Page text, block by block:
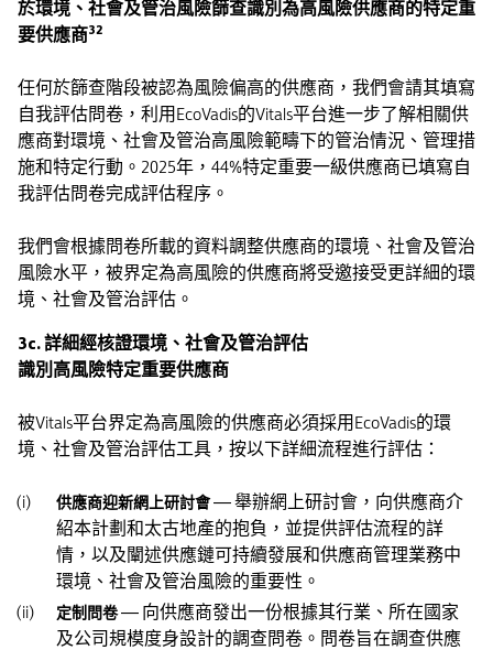
於環境、社會及管治風險篩查識別為高風險供應商的特定重
要供應商32
任何於篩查階段被認為風險偏高的供應商，我們會請其填寫
自我評估問卷，利用EcoVadis的Vitals平台進一步了解相關供
應商對環境、社會及管治高風險範疇下的管治情況、管理措
施和特定行動。2025年，44%特定重要一級供應商已填寫自
我評估問卷完成評估程序。
我們會根據問卷所載的資料調整供應商的環境、社會及管治
風險水平，被界定為高風險的供應商將受邀接受更詳細的環
境、社會及管治評估。
3c. 詳細經核證環境、社會及管治評估
識別高風險特定重要供應商
被Vitals平台界定為高風險的供應商必須採用EcoVadis的環
境、社會及管治評估工具，按以下詳細流程進行評估：
供應商迎新網上研討會— 舉辦網上研討會，向供應商介
紹本計劃和太古地產的抱負，並提供評估流程的詳
情，以及闡述供應鏈可持續發展和供應商管理業務中
環境、社會及管治風險的重要性。
定制問卷— 向供應商發出一份根據其行業、所在國家
及公司規模度身設計的調查問卷。問卷旨在調查供應